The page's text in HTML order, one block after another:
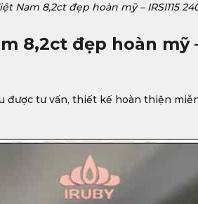
Nam 8,2ct đẹp hoàn mỹ – IRSI115
8,2ct đẹp hoàn mỹ
được tư vấn, thiết kế hoàn thiện